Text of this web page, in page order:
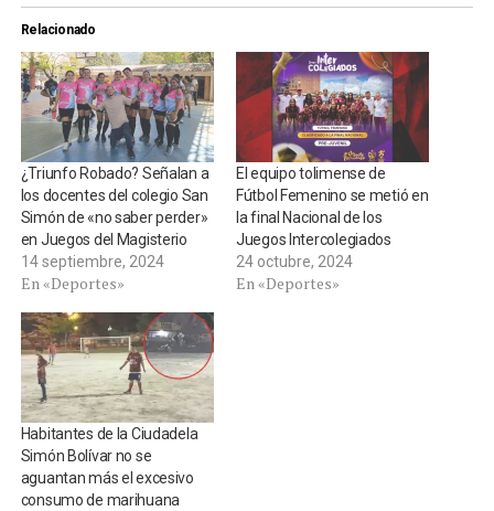
Relacionado
¿Triunfo Robado? Señalan a
los docentes del colegio San
Simón de «no saber perder»
en Juegos del Magisterio
14 septiembre, 2024
En «Deportes»
El equipo tolimense de
Fútbol Femenino se metió en
la final Nacional de los
Juegos Intercolegiados
24 octubre, 2024
En «Deportes»
Habitantes de la Ciudadela
Simón Bolívar no se
aguantan más el excesivo
consumo de marihuana